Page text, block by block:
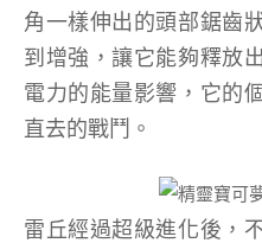
角一樣伸出的頭部鋸齒
到增強，讓它能夠釋放
電力的能量影響，它的
直去的戰鬥。
雷丘經過超級進化後，